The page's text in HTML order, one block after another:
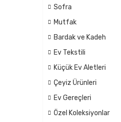
Sofra
Mutfak
Bardak ve Kadeh
Ev Tekstili
Küçük Ev Aletleri
Çeyiz Ürünleri
Ev Gereçleri
Özel Koleksiyonlar